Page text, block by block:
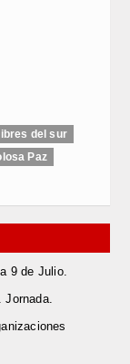
del sur
Paz
9 de Julio.